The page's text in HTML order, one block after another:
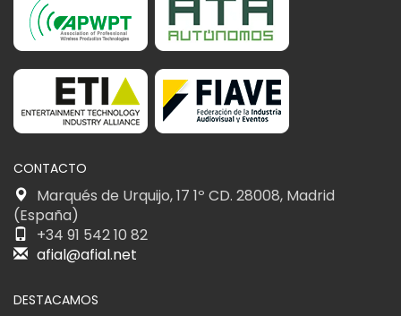
CONTACTO
Marqués de Urquijo, 17 1º CD. 28008, Madrid
(España)
+34 91 542 10 82
afial@afial.net
DESTACAMOS